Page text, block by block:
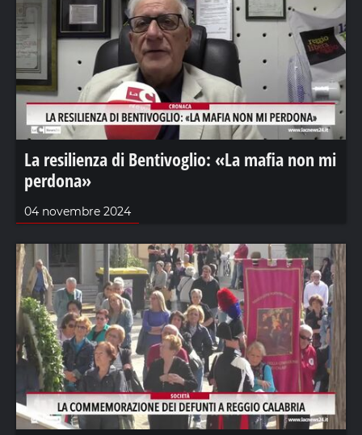
La resilienza di Bentivoglio: «La mafia non mi
perdona»
04 novembre 2024